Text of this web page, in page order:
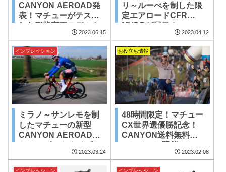
CANYON AEROAD発
表！マチューがテスト
した形状変更モデル！
2023.06.15
リ～ルーべを制した限
定エアロードCFR
MVDPが展示！
2023.04.12
インプレッション
ミラノ～サンレモを制
したマチューの新型
CANYON AEROAD
CFRのプロトタイプと
2023.03.24
お役立ち情報
48時間限定！マチュー
CX世界選優勝記念！
CANYON送料無料キ
ャンペーン開催！
2023.02.08